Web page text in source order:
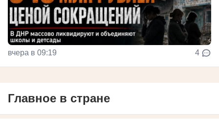
вчера в 09:19 4
Главное в стране